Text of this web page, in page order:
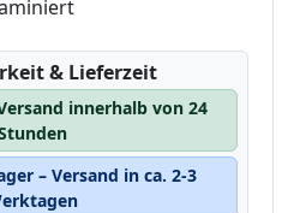
& Lieferzeit
innerhalb von 24
– Versand in ca. 2-3